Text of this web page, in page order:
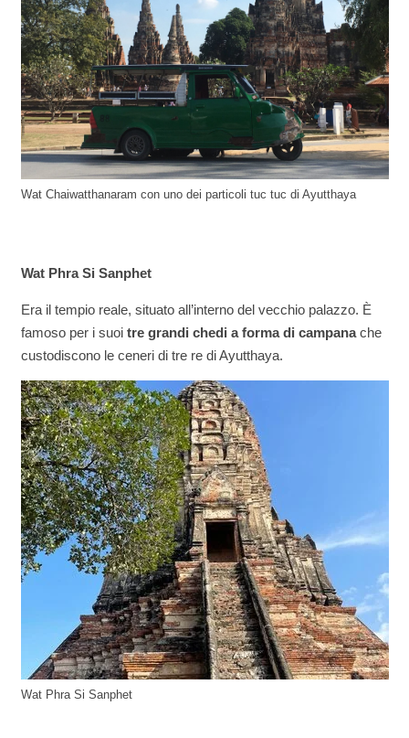
Wat Chaiwatthanaram con uno dei particoli tuc tuc di Ayutthaya
Wat Phra Si Sanphet
Era il tempio reale, situato all’interno del vecchio palazzo. È
famoso per i suoi tre grandi chedi a forma di campanache
custodiscono le ceneri di tre re di Ayutthaya.
Wat Phra Si Sanphet